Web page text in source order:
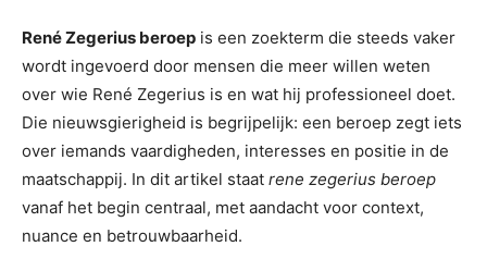
René Zegerius beroep is een zoekterm die steeds vaker
wordt ingevoerd door mensen die meer willen weten
over wie René Zegerius is en wat hij professioneel doet.
Die nieuwsgierigheid is begrijpelijk: een beroep zegt iets
over iemands vaardigheden, interesses en positie in de
maatschappij. In dit artikel staat rene zegerius beroep
vanaf het begin centraal, met aandacht voor context,
nuance en betrouwbaarheid.